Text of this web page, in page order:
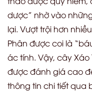
dược” nhờ vào
lại. Vượt trội hơn
Phân được coi là
ác tính. Vậy, cây Xáo
được đánh giá cao
thông tin chi tiết qua